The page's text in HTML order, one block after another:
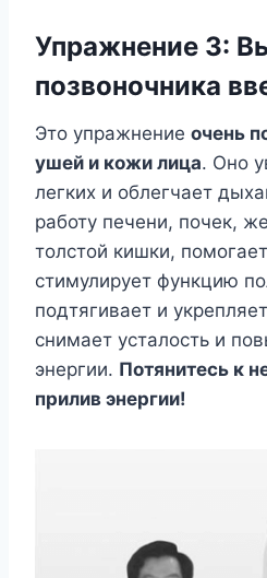
Упражнение 3:
позвоночника
Это упражнение очень
ушей и кожи лица. Оно
легких и облегчает
работу печени, почек,
толстой кишки,
стимулирует функцию
подтягивает и
снимает усталость и
энергии. Потянитесь к
прилив энергии!